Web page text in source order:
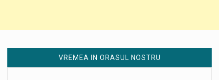
VREMEA IN ORASUL NOSTRU